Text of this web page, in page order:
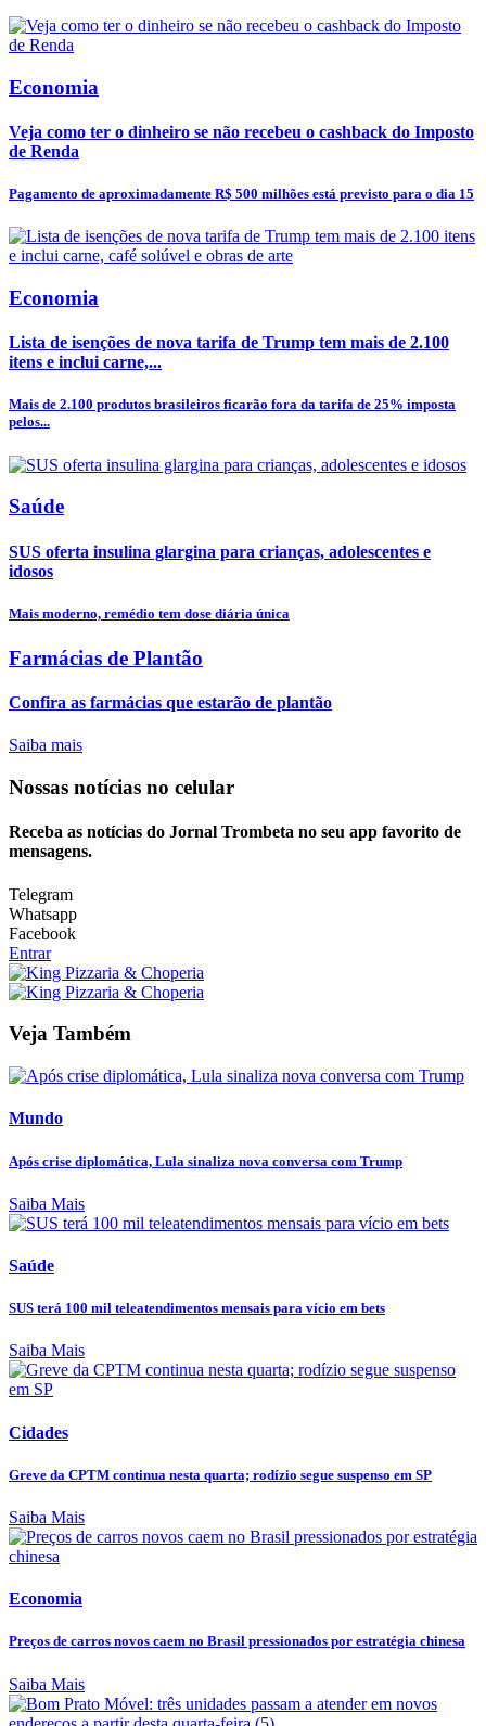
Economia
Veja como ter o dinheiro se não recebeu o cashback do Imposto
de Renda
Pagamento de aproximadamente R$ 500 milhões está previsto para o dia 15
Economia
Lista de isenções de nova tarifa de Trump tem mais de 2.100
itens e inclui carne,...
Mais de 2.100 produtos brasileiros ficarão fora da tarifa de 25% imposta
pelos...
Saúde
SUS oferta insulina glargina para crianças, adolescentes e
idosos
Mais moderno, remédio tem dose diária única
Farmácias de Plantão
Confira as farmácias que estarão de plantão
Saiba mais
Nossas notícias no celular
Receba as notícias do Jornal Trombeta no seu app favorito de
mensagens.
Telegram
Whatsapp
Facebook
Entrar
Veja Também
Mundo
Após crise diplomática, Lula sinaliza nova conversa com Trump
Saiba Mais
Saúde
SUS terá 100 mil teleatendimentos mensais para vício em bets
Saiba Mais
Cidades
Greve da CPTM continua nesta quarta; rodízio segue suspenso em SP
Saiba Mais
Economia
Preços de carros novos caem no Brasil pressionados por estratégia chinesa
Saiba Mais